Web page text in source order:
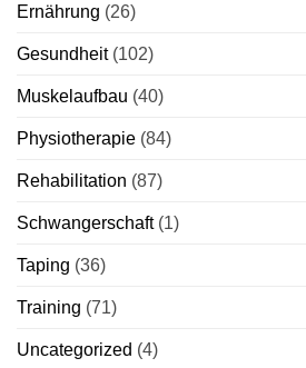
Ernährung (26)
Gesundheit(102)
Muskelaufbau (40)
Physiotherapie (84)
Rehabilitation (87)
Schwangerschaft(1)
Taping (36)
Training (71)
Uncategorized (4)